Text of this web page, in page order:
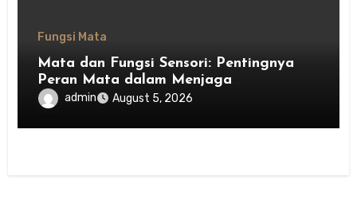
Fungsi Mata
Mata dan Fungsi Sensori: Pentingnya
Peran Mata dalam Menjaga
Keseimbangan Tubuh
admin August 5, 2026